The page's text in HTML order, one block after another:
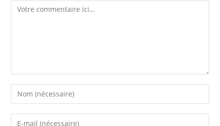
Comment
Enter
your
name
Enter